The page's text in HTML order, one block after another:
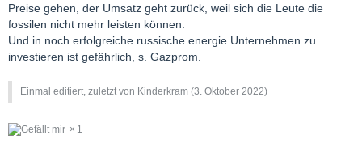
Preise gehen, der Umsatz geht zurück, weil sich die Leute die
fossilen nicht mehr leisten können.
Und in noch erfolgreiche russische energie Unternehmen zu
investieren ist gefährlich, s. Gazprom.
Einmal editiert, zuletzt von Kinderkram (3. Oktober 2022)
1